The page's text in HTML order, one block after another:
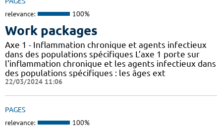
relevance: 100%
Work packages
Axe 1 - Inflammation chronique et agents infectieux
dans des populations spécifiques L’axe 1 porte sur
l'inflammation chronique et les agents infectieux dans
des populations spécifiques : les âges ext
22/03/2024 11:06
PAGES
relevance: 100%